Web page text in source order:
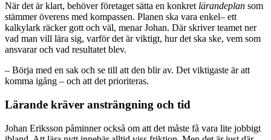
När det är klart, behöver företaget sätta en konkret lärandeplan som
stämmer överens med kompassen. Planen ska vara enkel– ett
kalkylark räcker gott och väl, menar Johan. Där skriver teamet ner
vad man vill lära sig, varför det är viktigt, hur det ska ske, vem som
ansvarar och vad resultatet blev.
– Börja med en sak och se till att den blir av. Det viktigaste är att
komma igång – och att det prioriteras.
Lärande kräver ansträngning och tid
Johan Eriksson påminner också om att det måste få vara lite jobbigt